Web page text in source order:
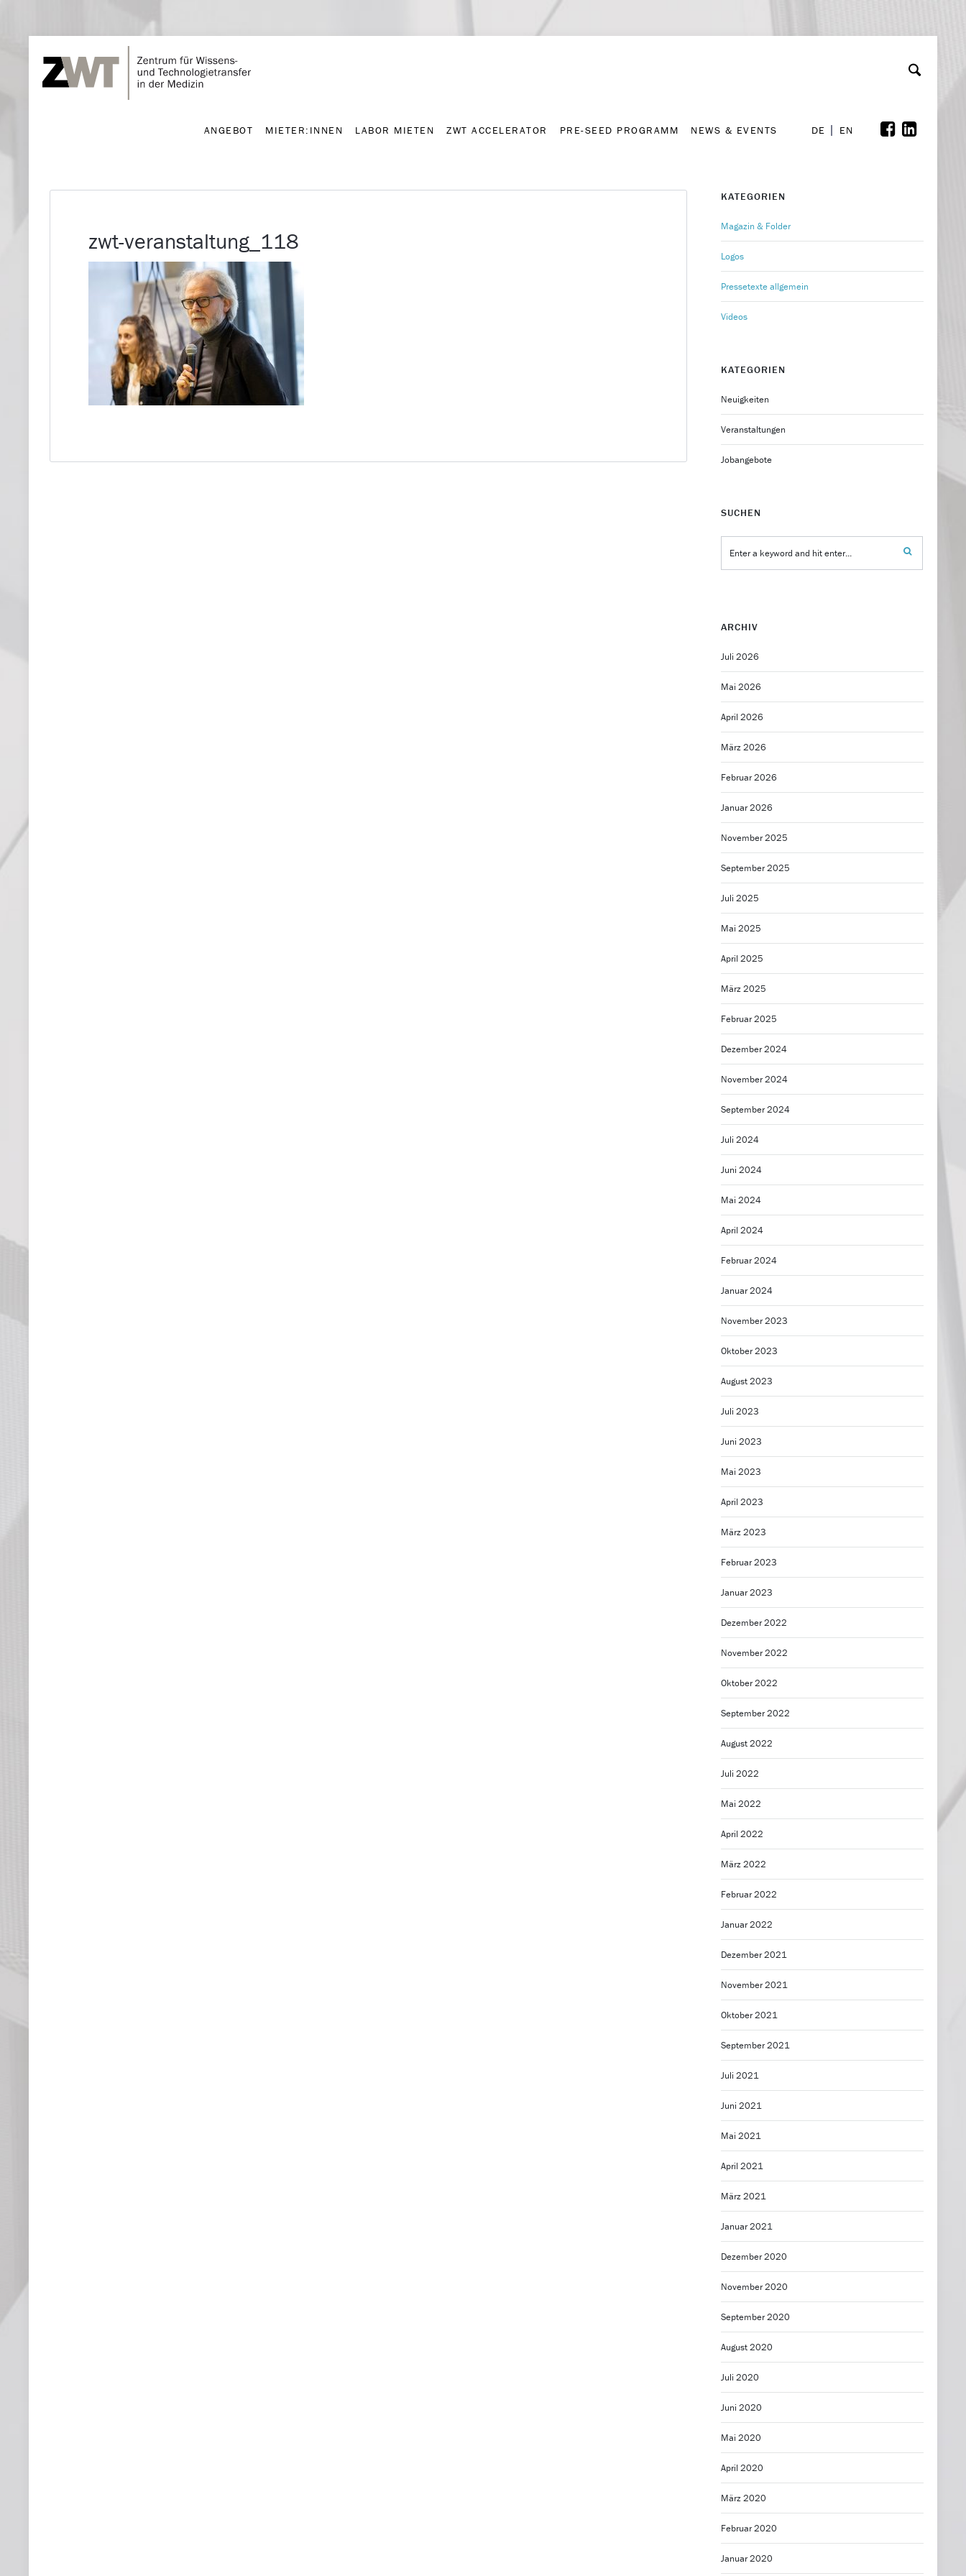
ANGEBOT
ANGEBOT MIETER:INNEN LABOR MIETEN ZWT ACCELERATOR PRE-SEED PROGRAMM NEWS & EVENTS DE EN
zwt-veranstaltung_118
KATEGORIEN
Magazin & Folder
Logos
Pressetexte allgemein
Videos
KATEGORIEN
Neuigkeiten
Veranstaltungen
Jobangebote
SUCHEN
ARCHIV
Juli 2026
Mai 2026
April 2026
März 2026
Februar 2026
Januar 2026
November 2025
September 2025
Juli 2025
Mai 2025
April 2025
März 2025
Februar 2025
Dezember 2024
November 2024
September 2024
Juli 2024
Juni 2024
Mai 2024
April 2024
Februar 2024
Januar 2024
November 2023
Oktober 2023
August 2023
Juli 2023
Juni 2023
Mai 2023
April 2023
März 2023
Februar 2023
Januar 2023
Dezember 2022
November 2022
Oktober 2022
September 2022
August 2022
Juli 2022
Mai 2022
April 2022
März 2022
Februar 2022
Januar 2022
Dezember 2021
November 2021
Oktober 2021
September 2021
Juli 2021
Juni 2021
Mai 2021
April 2021
März 2021
Januar 2021
Dezember 2020
November 2020
September 2020
August 2020
Juli 2020
Juni 2020
Mai 2020
April 2020
März 2020
Februar 2020
Januar 2020